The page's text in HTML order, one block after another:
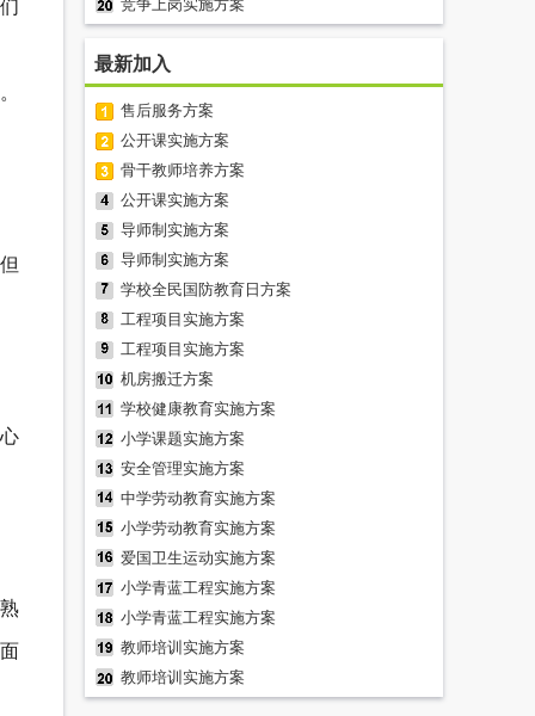
竞争上岗实施方案
最新加入
售后服务方案
公开课实施方案
骨干教师培养方案
公开课实施方案
导师制实施方案
导师制实施方案
学校全民国防教育日方案
工程项目实施方案
工程项目实施方案
机房搬迁方案
学校健康教育实施方案
小学课题实施方案
安全管理实施方案
中学劳动教育实施方案
小学劳动教育实施方案
爱国卫生运动实施方案
小学青蓝工程实施方案
小学青蓝工程实施方案
教师培训实施方案
教师培训实施方案